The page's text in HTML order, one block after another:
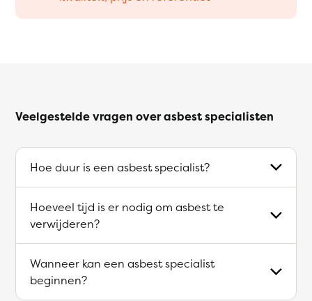
Veelgestelde vragen over asbest specialisten
Hoe duur is een asbest specialist?
Hoeveel tijd is er nodig om asbest te
verwijderen?
Wanneer kan een asbest specialist
beginnen?